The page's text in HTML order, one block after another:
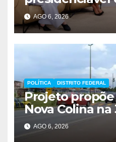
pelo g1 e
AGO 6, 2026
POLÍTICA DISTRITO FEDERAL
Projeto
Nova Colina na
Administrativa
Federal
AGO 6, 2026